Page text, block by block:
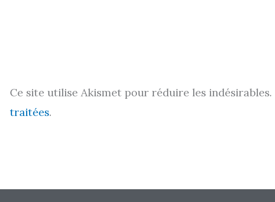
Ce site utilise Akismet pour réduire les indésirables.
traitées.